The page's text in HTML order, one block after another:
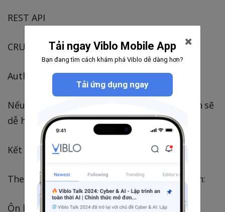
REST API
CRUD application
Authentication system
Nếu có project thật thì việc trả lời phỏng vấn sẽ
dễ hơn rất nhiều.
Kết luận
Theo mình, khi chuẩn bị phỏng vấn IT thì nên:
Ôn lại kiến thức nền tảng
Tải ngay Viblo Mobile App
Bạn đang tìm cách khám phá Viblo dễ dàng hơn?
Tải ứng dụng ngay